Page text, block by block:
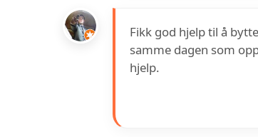
Fikk god hjelp til å
samme dagen som
hjelp.